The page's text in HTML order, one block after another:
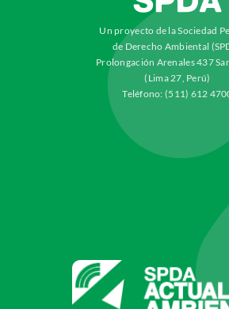
Un proyecto de la Sociedad
de Derecho Ambiental
Prolongación Arenales 437
(Lima 27, Perú)
Teléfono: (511) 612